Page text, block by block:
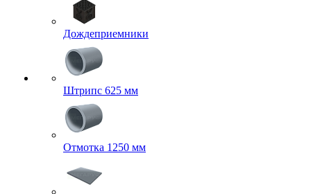
Дождеприемники
Штрипс 625 мм
Отмотка 1250 мм